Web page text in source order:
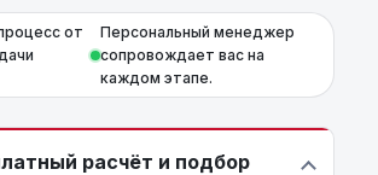
от
Персональный менеджер
сопровождает вас на
каждом этапе.
расчёт и подбор